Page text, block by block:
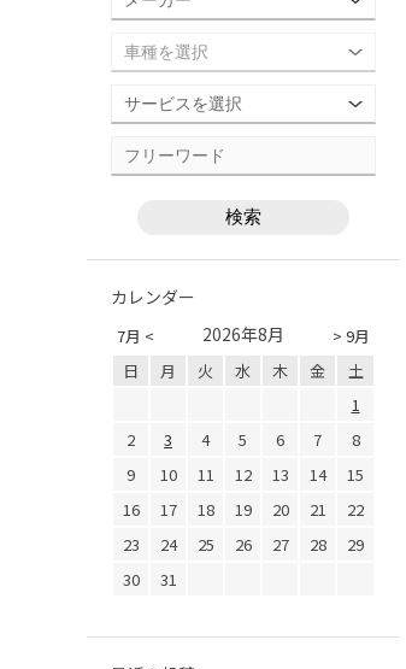
カレンダー
7月 < > 9月
2026年8月
日 月 火 水 木 金
土
1
2
3 4 5 6 7
8
9
10 11 12 13 14
15
16
17 18 19 20 21
22
23
24 25 26 27 28
29
30
31